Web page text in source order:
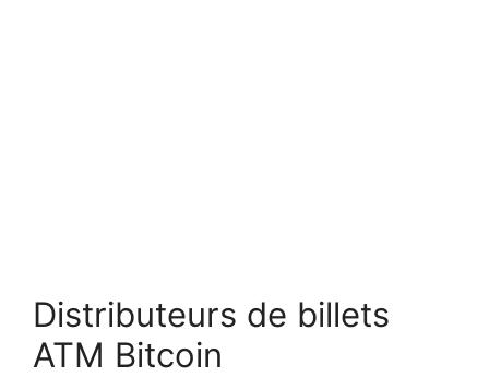
Distributeurs de billets
ATM Bitcoin